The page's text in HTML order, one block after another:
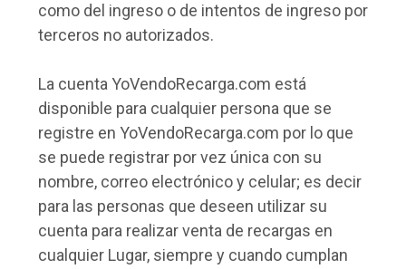
como del ingreso o de intentos de ingreso por
terceros no autorizados.
La cuenta YoVendoRecarga.com está
disponible para cualquier persona que se
registre en YoVendoRecarga.com por lo que
se puede registrar por vez única con su
nombre, correo electrónico y celular; es decir
para las personas que deseen utilizar su
cuenta para realizar venta de recargas en
cualquier Lugar, siempre y cuando cumplan